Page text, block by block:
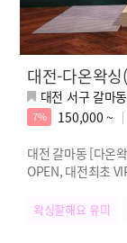
대전-다온왁
대전 서구 갈마
7% 150,000 ~
대전 갈마동 [다온
왁싱잘해요 유미